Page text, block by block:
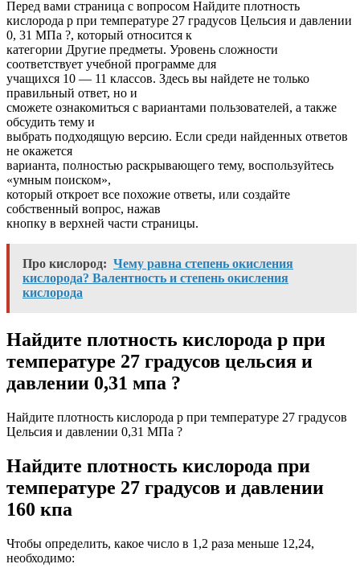
Перед вами страница с вопросом Найдите плотность
кислорода p при температуре 27 градусов Цельсия и давлении
0, 31 МПа ?, который относится к
категории Другие предметы. Уровень сложности
соответствует учебной программе для
учащихся 10 — 11 классов. Здесь вы найдете не только
правильный ответ, но и
сможете ознакомиться с вариантами пользователей, а также
обсудить тему и
выбрать подходящую версию. Если среди найденных ответов
не окажется
варианта, полностью раскрывающего тему, воспользуйтесь
«умным поиском»,
который откроет все похожие ответы, или создайте
собственный вопрос, нажав
кнопку в верхней части страницы.
Про кислород: Чему равна степень окисления
кислорода? Валентность и степень окисления
кислорода
Найдите плотность кислорода p при
температуре 27 градусов цельсия и
давлении 0,31 мпа ?
Найдите плотность кислорода p при температуре 27 градусов
Цельсия и давлении 0,31 МПа ?
Найдите плотность кислорода при
температуре 27 градусов и давлении
160 кпа
Чтобы определить, какое число в 1,2 раза меньше 12,24,
необходимо: